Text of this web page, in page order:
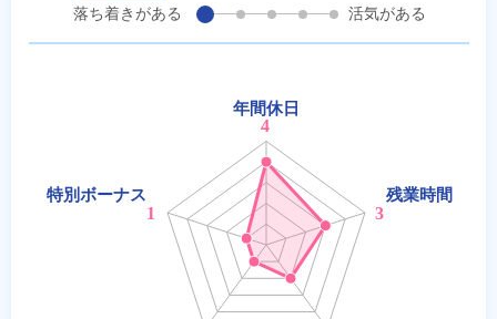
落ち着きがある
活気がある